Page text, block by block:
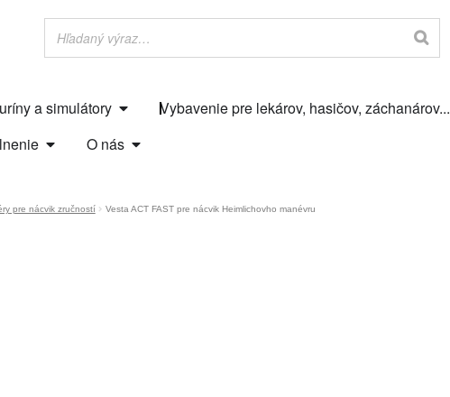
a simulátory Vybavenie pre lekárov, hasičov, záchanárov...
O nás
pre nácvik zručností Vesta ACT FAST pre nácvik Heimlichovho manévru